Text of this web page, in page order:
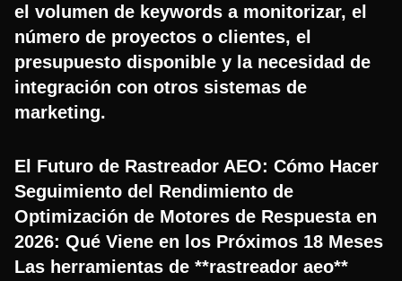
el volumen de keywords a monitorizar, el
número de proyectos o clientes, el
presupuesto disponible y la necesidad de
integración con otros sistemas de
marketing.
El Futuro de Rastreador AEO: Cómo Hacer
Seguimiento del Rendimiento de
Optimización de Motores de Respuesta en
2026: Qué Viene en los Próximos 18 Meses
Las herramientas de **rastreador aeo**